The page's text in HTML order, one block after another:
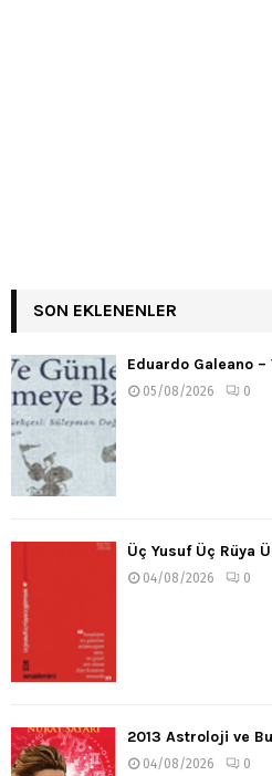
SON EKLENENLER
Eduardo Galeano –
05/08/2026 0
Üç Yusuf Üç Rüya
04/08/2026 0
2013 Astroloji ve
04/08/2026 0